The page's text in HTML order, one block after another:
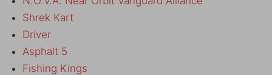
Shrek Kart
Driver
Asphalt 5
Fishing Kings